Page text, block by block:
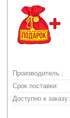
Производитель :
Срок поставки:
Доступно к заказу: